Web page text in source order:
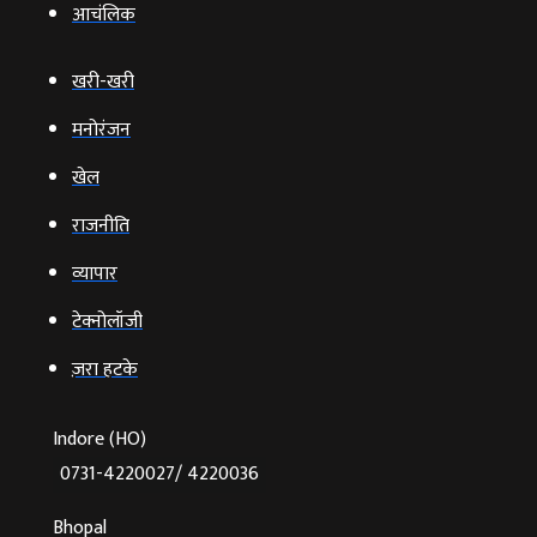
आचंलिक
खरी-खरी
मनोरंजन
खेल
राजनीति
व्‍यापार
टेक्‍नोलॉजी
ज़रा हटके
Indore (HO)
0731-4220027/ 4220036
Bhopal